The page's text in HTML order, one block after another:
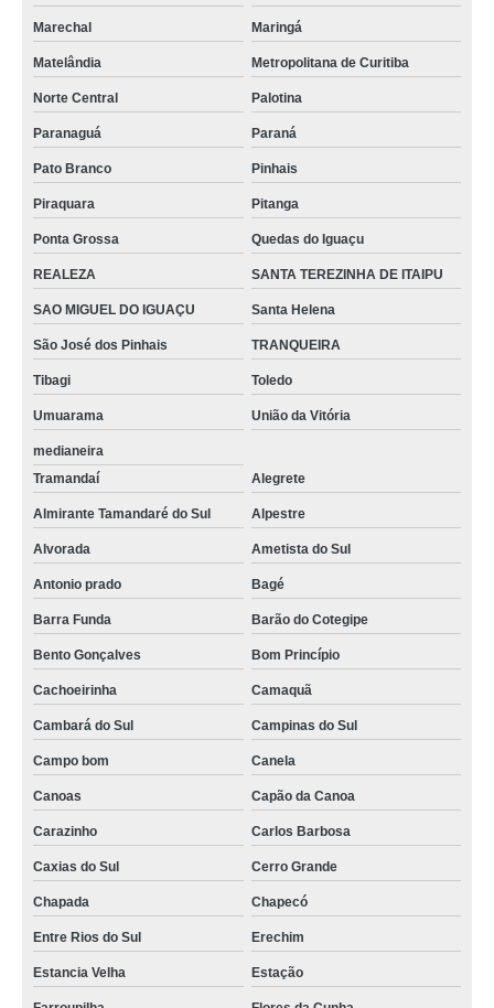
Marechal Maringá
Matelândia Metropolitana de Curitiba
Norte Central Palotina
Paranaguá Paraná
Pato Branco Pinhais
Piraquara Pitanga
Ponta Grossa Quedas do Iguaçu
REALEZA SANTA TEREZINHA DE ITAIPU
SAO MIGUEL DO IGUAÇU Santa Helena
São José dos Pinhais TRANQUEIRA
Tibagi Toledo
Umuarama União da Vitória
medianeira
Tramandaí
Alegrete
Almirante Tamandaré do Sul Alpestre
Alvorada Ametista do Sul
Antonio prado Bagé
Barra Funda Barão do Cotegipe
Bento Gonçalves Bom Princípio
Cachoeirinha Camaquã
Cambará do Sul Campinas do Sul
Campo bom Canela
Canoas Capão da Canoa
Carazinho Carlos Barbosa
Caxias do Sul Cerro Grande
Chapada Chapecó
Entre Rios do Sul Erechim
Estancia Velha Estação